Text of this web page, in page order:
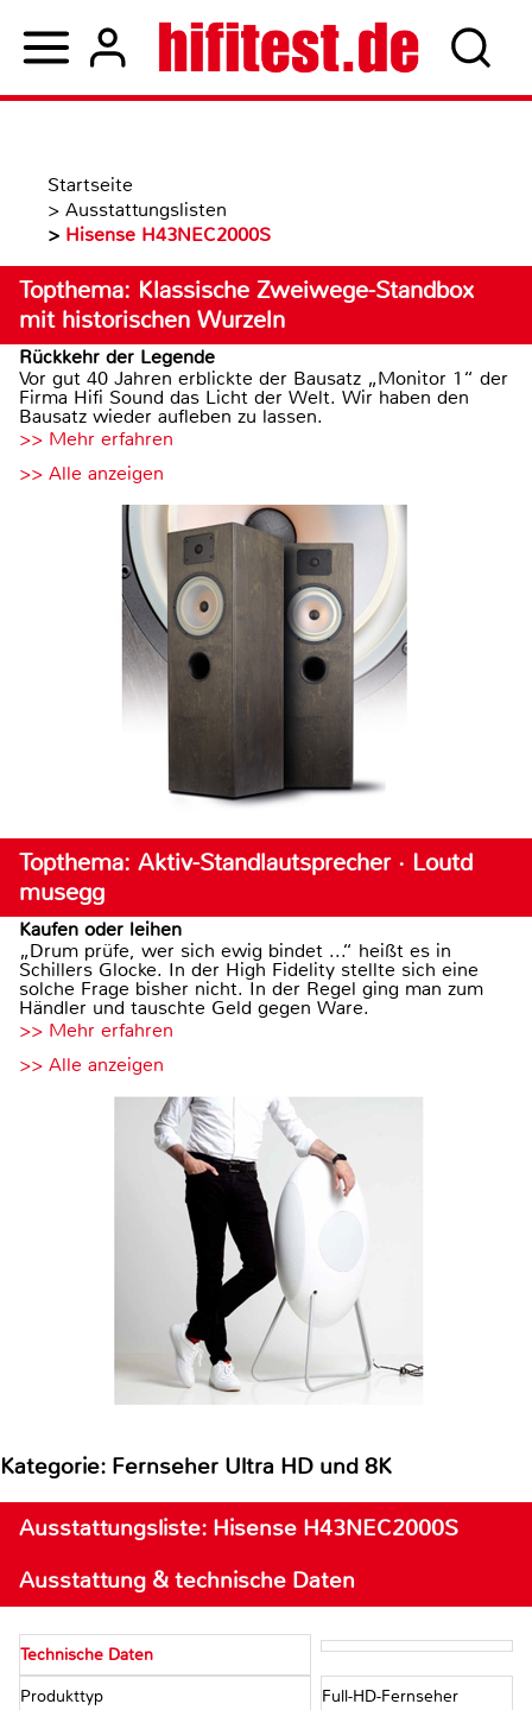
Startseite
> Ausstattungslisten
> Hisense H43NEC2000S
Topthema: Klassische Zweiwege-Standbox
mit historischen Wurzeln
Rückkehr der Legende
Vor gut 40 Jahren erblickte der Bausatz „Monitor 1“ der
Firma Hifi Sound das Licht der Welt. Wir haben den
Bausatz wieder aufleben zu lassen.
>> Mehr erfahren
>> Alle anzeigen
Topthema: Aktiv-Standlautsprecher · Loutd
musegg
Kaufen oder leihen
„Drum prüfe, wer sich ewig bindet ...“ heißt es in
Schillers Glocke. In der High Fidelity stellte sich eine
solche Frage bisher nicht. In der Regel ging man zum
Händler und tauschte Geld gegen Ware.
>> Mehr erfahren
>> Alle anzeigen
Kategorie: Fernseher Ultra HD und 8K
Ausstattungsliste: Hisense H43NEC2000S
Ausstattung & technische Daten
Technische Daten
Produkttyp Full-HD-Fernseher